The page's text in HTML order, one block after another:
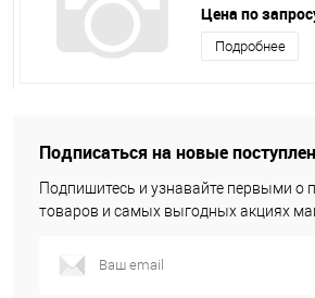
пакете) STARFIX
Цена по
Подробнее
Подписаться на новые
Подпишитесь и узнавайте первыми о
товаров и самых выгодных акциях